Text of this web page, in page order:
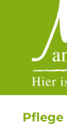
Pflege